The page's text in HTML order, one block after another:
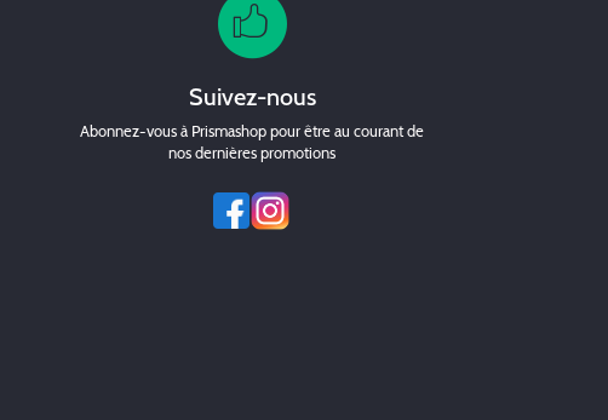
Suivez-nous
Abonnez-vous à Prismashop pour être au courant de
nos dernières promotions